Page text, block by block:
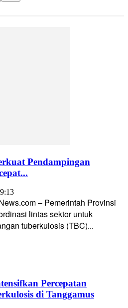
Pendampingan
– Pemerintah Provinsi
lintas sektor untuk
tuberkulosis (TBC)...
Percepatan
di Tanggamus